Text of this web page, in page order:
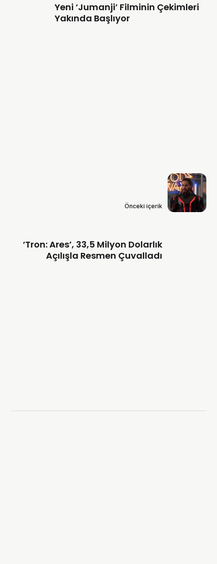
Yeni ‘Jumanji’ Filminin Çekimleri
Yakında Başlıyor
Önceki içerik
‘Tron: Ares’, 33,5 Milyon Dolarlık
Açılışla Resmen Çuvalladı